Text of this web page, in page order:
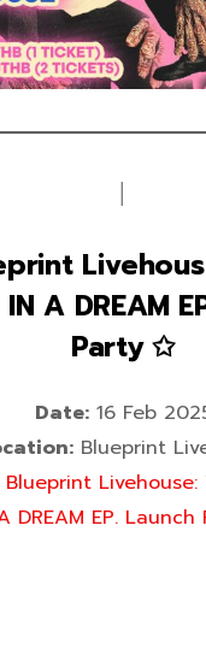
IN A DREAM
Party ✩
Date:16 Feb
Blueprint
Blueprint Livehouse:
DREAM EP. Launch